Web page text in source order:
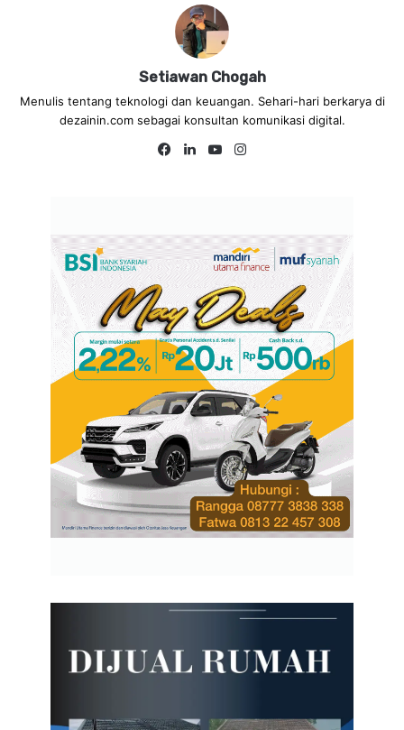
Setiawan Chogah
Menulis tentang teknologi dan keuangan. Sehari-hari berkarya di
dezainin.com sebagai konsultan komunikasi digital.
Fa
Lin
Yo